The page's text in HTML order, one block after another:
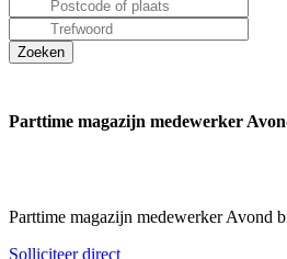
Parttime magazijn medewerker
Parttime magazijn medewerker Avond
Solliciteer direct